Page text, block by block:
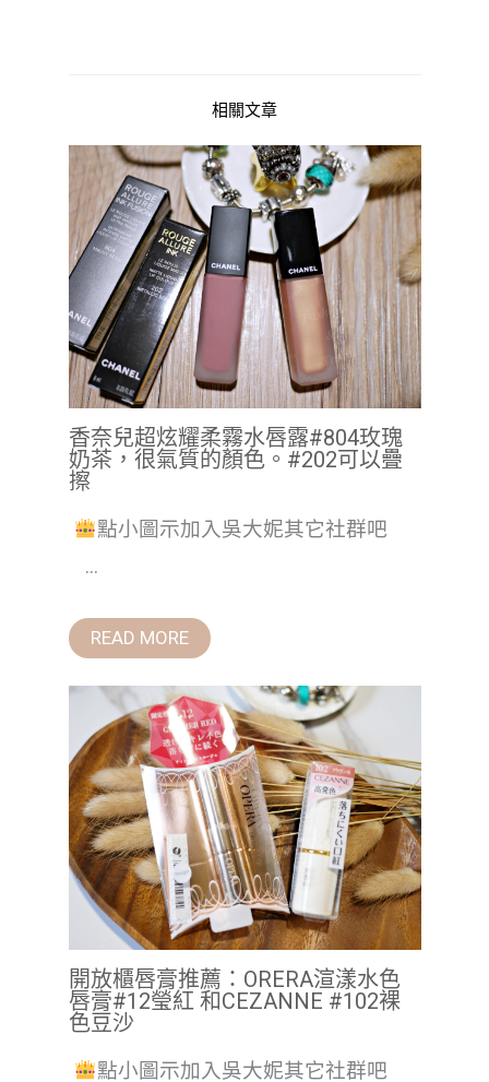
相關文章
香奈兒超炫耀柔霧水唇露#804玫瑰
奶茶，很氣質的顏色。#202可以疊
擦
點小圖示加入吳大妮其它社群吧
...
READ MORE
開放櫃唇膏推薦：ORERA渲漾水色
唇膏#12瑩紅 和CEZANNE #102裸
色豆沙
點小圖示加入吳大妮其它社群吧